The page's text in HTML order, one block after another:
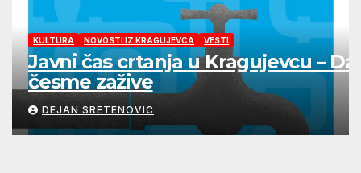
KULTURA NOVOSTI IZ KRAGUJEVCA VESTI
Javni čas crtanja u Kragujevcu – Da
česme zažive
DEJAN SRETENOVIC